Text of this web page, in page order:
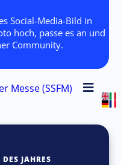
Social-Media-Bild in
hoch, passe es an und
Community.
JAHRES